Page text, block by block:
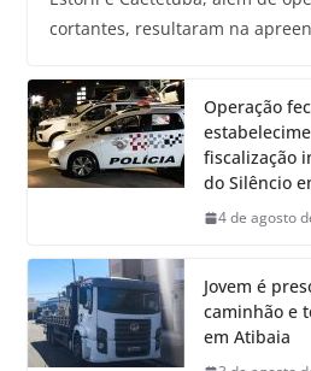
cortantes, resultaram na
Operação
fiscalização
do Silêncio
4 de agosto
Jovem é
caminhão e
em Atibaia